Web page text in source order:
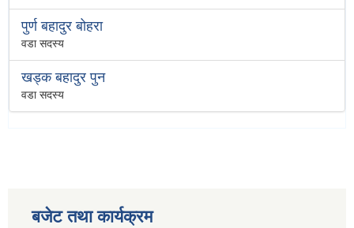
पुर्ण बहादुर बोहरा
वडा सदस्य
खड्क बहादुर पुन
वडा सदस्य
बजेट तथा कार्यक्रम